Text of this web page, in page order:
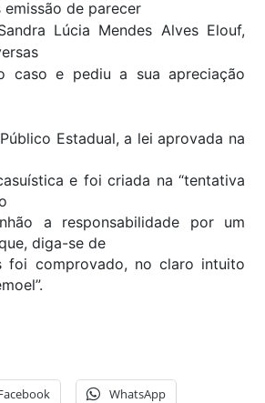
de parecer
Lúcia Mendes Alves Elouf,
caso e pediu a sua apreciação
Estadual, a lei aprovada na
e foi criada na “tentativa
a responsabilidade por um
diga-se de
foi comprovado, no claro intuito
WhatsApp